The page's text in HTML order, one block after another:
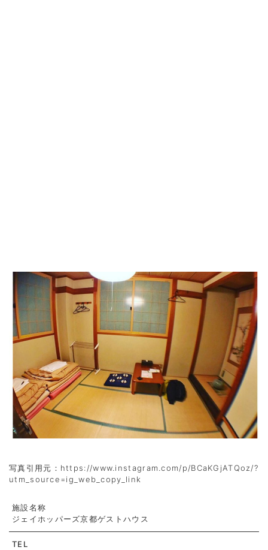
写真引用元：https://www.instagram.com/p/BCaKGjATQoz/?
utm_source=ig_web_copy_link
施設名称
ジェイホッパーズ京都ゲストハウス
TEL